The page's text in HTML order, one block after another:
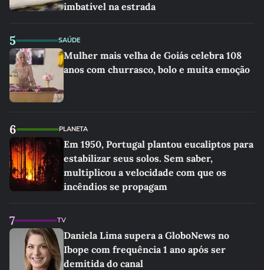
imbatível na estrada
5 SAÚDE
Mulher mais velha de Goiás celebra 108
anos com churrasco, bolo e muita emoção
6 PLANETA
Em 1950, Portugal plantou eucaliptos para
estabilizar seus solos. Sem saber,
multiplicou a velocidade com que os
incêndios se propagam
7 TV
Daniela Lima supera a GloboNews no
Ibope com frequência 1 ano após ser
demitida do canal